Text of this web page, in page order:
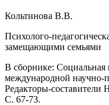
Кольтинова В.В.
Психолого-
замещающими семьями
В сборнике:
международной научно-
Редакторы-
С. 67-73.